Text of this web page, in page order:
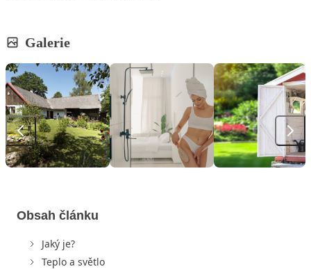
Galerie
Obsah článku
Jaký je?
Teplo a světlo